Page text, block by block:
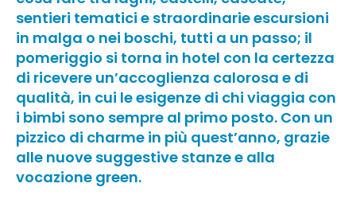
sentieri tematici e straordinarie escursioni
in malga o nei boschi, tutti a un passo; il
pomeriggio si torna in hotel con la certezza
di ricevere un’accoglienza calorosa e di
qualità, in cui le esigenze di chi viaggia con
i bimbi sono sempre al primo posto. Con un
pizzico di charme in più quest’anno, grazie
alle nuove suggestive stanze e alla
vocazione green.